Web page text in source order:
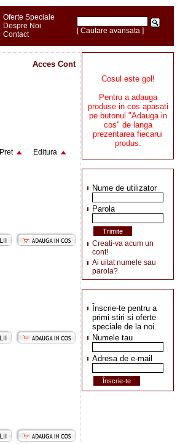
Oferte Speciale
Despre Noi
Contact
[ Cautare avansata ]
Acces Cont
Pret Editura
Cosul este gol!
Pentru a adauga
produse in cos apasati
pe butonul "Adauga in
cos" de langa
prezentarea fiecarui
produs.
Nume de utilizator
Parola
Creati-va acum un
cont!
Ai uitat numele sau
parola?
Înscrie-te pentru a
primi stiri si oferte
speciale de la noi.
Numele tau
Adresa de e-mail